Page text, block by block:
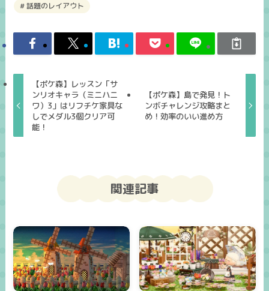
話題のレイアウト
【ポケ森】レッスン「サ
ンリオキャラ（ミニハニ
ワ）3」はリフチケ家具な
しでメダル3個クリア可
能！
【ポケ森】島で発見！ト
ンボチャレンジ攻略まと
め！効率のいい進め方
関連記事